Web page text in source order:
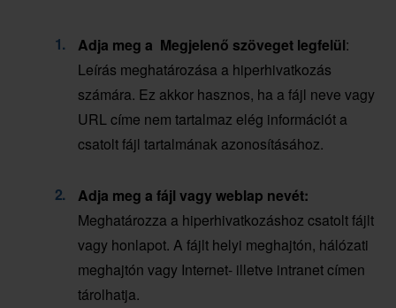
Adja meg a Megjelenő szöveget legfelül:
Leírás meghatározása a hiperhivatkozás
számára. Ez akkor hasznos, ha a fájl neve vagy
URL címe nem tartalmaz elég információt a
csatolt fájl tartalmának azonosításához.
Adja meg a fájl vagy weblap nevét:
Meghatározza a hiperhivatkozáshoz csatolt fájlt
vagy honlapot. A fájlt helyi meghajtón, hálózati
meghajtón vagy Internet- illetve intranet címen
tárolhatja.